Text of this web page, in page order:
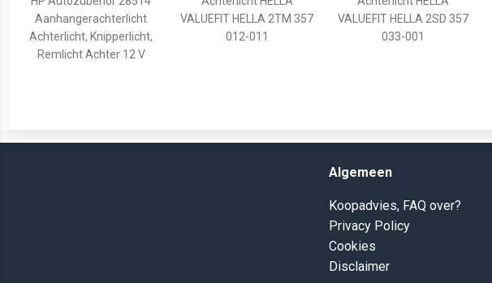
Aanhangerachterlicht
Achterlicht, Knipperlicht,
Remlicht Achter 12 V
VALUEFIT HELLA 2TM 357
012-011
VALUEFIT HELLA 2SD 357
033-001
Algemeen
Koopadvies, FAQ over?
Privacy Policy
Cookies
Disclaimer